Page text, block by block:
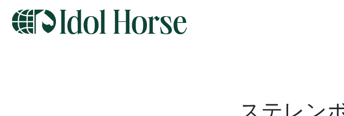
ステレン